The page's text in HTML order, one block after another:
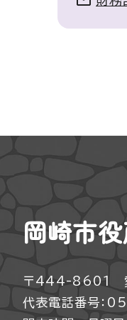
岡崎市
〒444-8601 愛
代表電話番号